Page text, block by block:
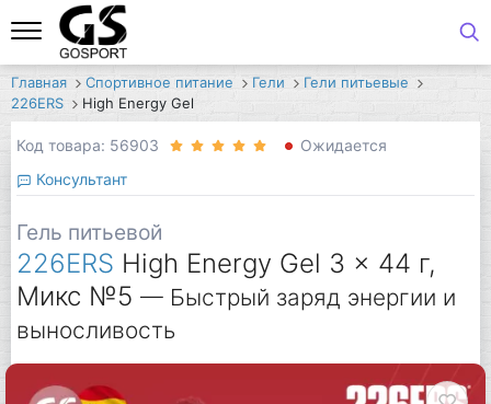
Главная Спортивное питание Гели
Гели питьевые
226ERS
High Energy Gel
Код товара: 56903
Ожидается
Консультант
Гель питьевой
226ERS High Energy Gel 3 x 44 г,
Микс №5 — Быстрый заряд энергии и
выносливость